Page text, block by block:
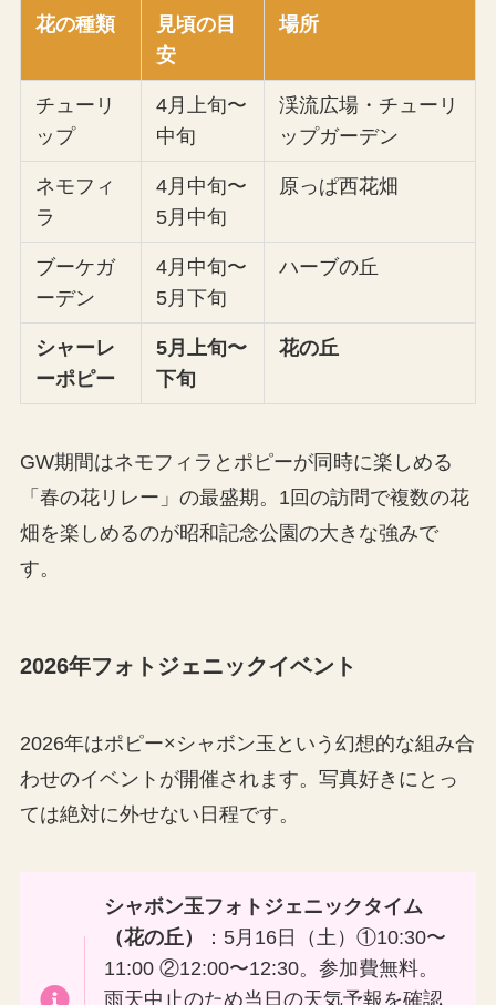
花の種類
見頃の目
安
場所
チューリ
ップ
4月上旬〜
中旬
渓流広場・チューリ
ップガーデン
ネモフィ
ラ
4月中旬〜
5月中旬
原っぱ西花畑
ブーケガ
ーデン
4月中旬〜
5月下旬
ハーブの丘
シャーレ
ーポピー
5月上旬〜
下旬
花の丘
GW期間はネモフィラとポピーが同時に楽しめる
「春の花リレー」の最盛期。1回の訪問で複数の花
畑を楽しめるのが昭和記念公園の大きな強みで
す。
2026年フォトジェニックイベント
2026年はポピー×シャボン玉という幻想的な組み合
わせのイベントが開催されます。写真好きにとっ
ては絶対に外せない日程です。
シャボン玉フォトジェニックタイム
（花の丘）
：5月16日（土）①10:30〜
11:00 ②12:00〜12:30。参加費無料。
雨天中止のため当日の天気予報を確認